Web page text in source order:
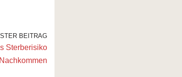
BEITRAG
Sterberisiko